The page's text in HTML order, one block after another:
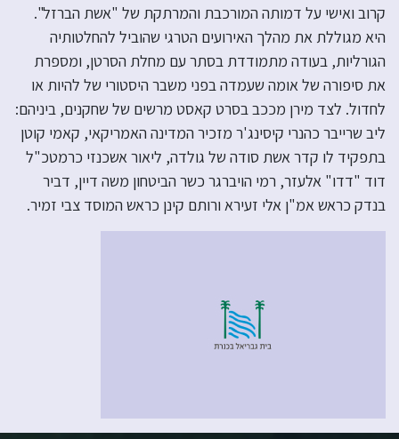
קרוב ואישי על דמותה המורכבת והמרתקת של "אשת הברזל".
היא מגוללת את מהלך האירועים הטרגי שהוביל להחלטותיה
הגורליות, בעודה מתמודדת בסתר עם מחלת הסרטן, ומספרת
את סיפורה של אומה שעמדה בפני משבר היסטורי של להיות או
לחדול. לצד מירן מככב בסרט קאסט מרשים של שחקנים, ביניהם:
ליב שרייבר כהנרי קיסינג'ר מזכיר המדינה האמריקאי, קאמי קוטן
בתפקיד לו קדר אשת סודה של גולדה, ליאור אשכנזי כרמטכ"ל
דוד "דדו" אלעזר, רמי הויברגר כשר הביטחון משה דיין, דביר
בנדק כראש אמ"ן אלי זעירא ורותם קינן כראש המוסד צבי זמיר.